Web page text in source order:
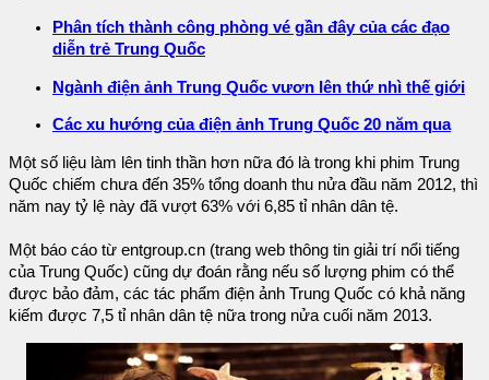
Phân tích thành công phòng vé gần đây của các đạo
diễn trẻ Trung Quốc
Ngành điện ảnh Trung Quốc vươn lên thứ nhì thế giới
Các xu hướng của điện ảnh Trung Quốc 20 năm qua
Một số liệu làm lên tinh thần hơn nữa đó là trong khi phim Trung
Quốc chiếm chưa đến 35% tổng doanh thu nửa đầu năm 2012, thì
năm nay tỷ lệ này đã vượt 63% với 6,85 tỉ nhân dân tệ.
Một báo cáo từ entgroup.cn (trang web thông tin giải trí nổi tiếng
của Trung Quốc) cũng dự đoán rằng nếu số lượng phim có thể
được bảo đảm, các tác phẩm điện ảnh Trung Quốc có khả năng
kiếm được 7,5 tỉ nhân dân tệ nữa trong nửa cuối năm 2013.